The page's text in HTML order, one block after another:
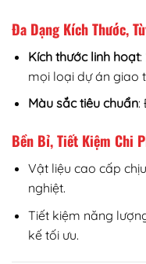
Đa Dạng Kích Thước,
Kích thước linh hoạt:
mọi loại dự án giao
Màu sắc tiêu chuẩn:
Bền Bỉ, Tiết Kiệm Chi
Vật liệu cao cấp
nghiệt.
Tiết kiệm năng
kế tối ưu.